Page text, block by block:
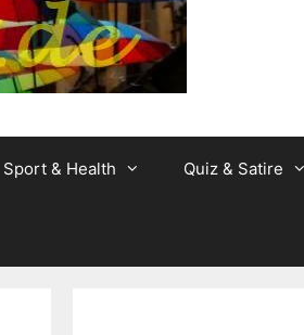
Sport & Health Quiz & Satire